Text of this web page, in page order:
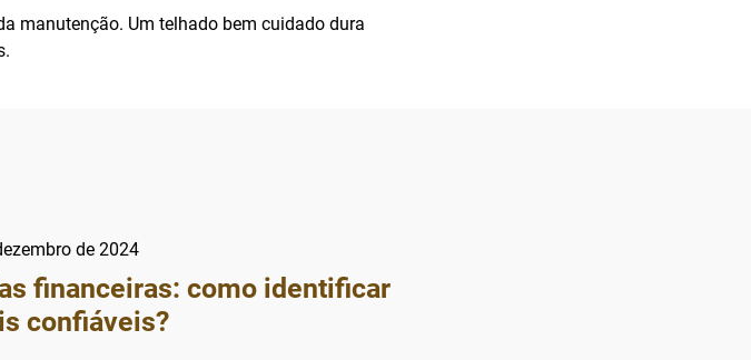
manutenção. Um telhado bem cuidado dura
de 2024
financeiras: como identificar
confiáveis?